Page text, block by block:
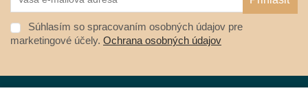
Súhlasím so spracovaním osobných údajov pre
marketingové účely. Ochrana osobných údajov